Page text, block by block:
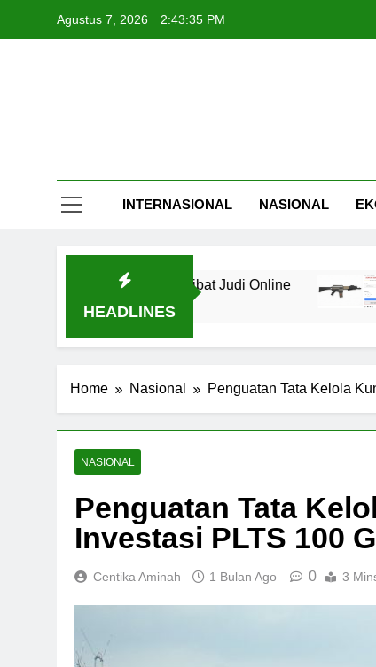
Agustus 7, 2026 2:43:36 PM
INTERNASIONAL NASIONAL
HEADLINES
Karena Terlibat Judi Online
5 Jam
Home Nasional Penguatan Tata Kelola
NASIONAL
Penguatan Tata
Investasi PLTS 100
Centika Aminah 1 Bulan Ago 0 3